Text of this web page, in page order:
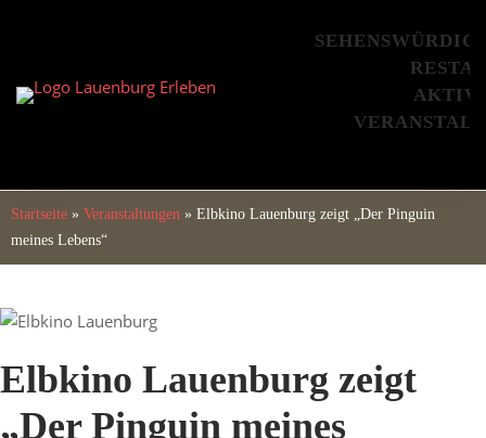
Startseite » Veranstaltungen » Elbkino Lauenburg zeigt „Der Pinguin
meines Lebens“
Elbkino Lauenburg zeigt
„Der Pinguin meines